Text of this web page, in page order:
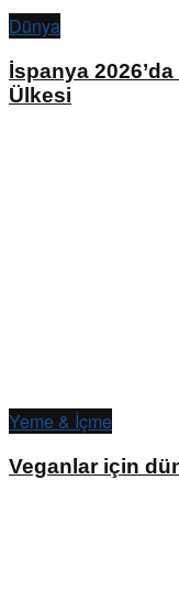
Dünya
İspanya
Ülkesi
Yeme & İçme
Veganlar için